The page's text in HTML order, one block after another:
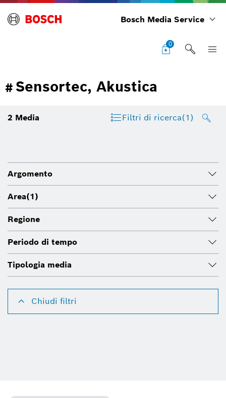
Bosch Media Service
0
#Sensortec, Akustica
2 Media Filtri di ricerca(1)
Argomento
Area(1)
Regione
Periodo di tempo
Tipologia media
Chiudi filtri